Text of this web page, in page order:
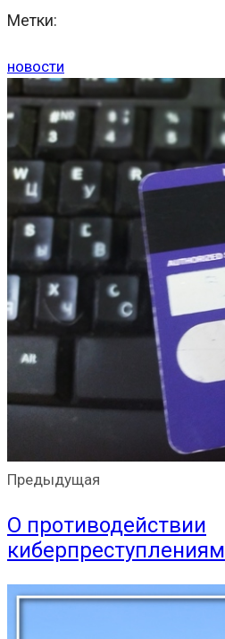
Метки:
новости
Предыдущая
О противодействии
киберпреступлениям